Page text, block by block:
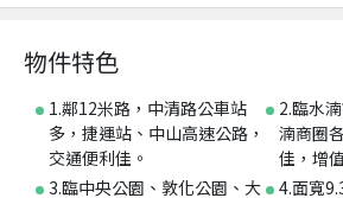
物件特色
1.鄰12米路，中清路公車站
多，捷運站、中山高速公路，
交通便利佳。
2.臨水
湳商圈
佳，增
3.臨中央公園、敦化公園、大
4.面寬